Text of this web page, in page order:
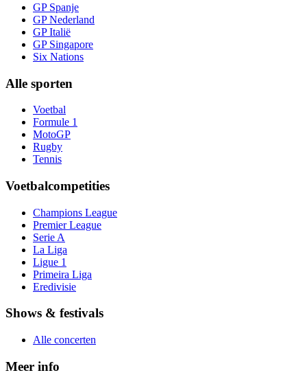
GP Spanje
GP Nederland
GP Italië
GP Singapore
Six Nations
Alle sporten
Voetbal
Formule 1
MotoGP
Rugby
Tennis
Voetbalcompetities
Champions League
Premier League
Serie A
La Liga
Ligue 1
Primeira Liga
Eredivisie
Shows & festivals
Alle concerten
Meer info